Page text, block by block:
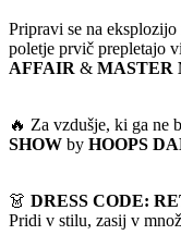
Pripravi se na
poletje prvič prepletajo
AFFAIR & MASTER
🔥 Za vzdušje, ki ga ne
SHOW by HOOPS
👗 DRESS CODE:
Pridi v stilu, zasij v